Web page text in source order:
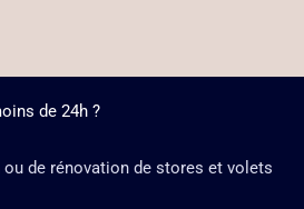
de 24h ?
ou de rénovation de stores et volets